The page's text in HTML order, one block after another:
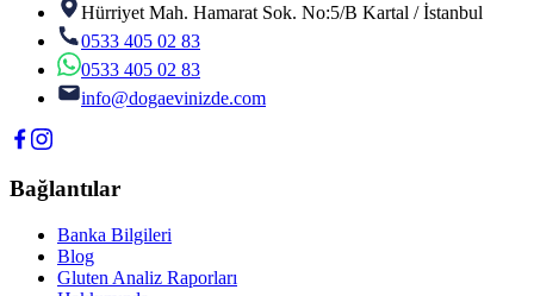
Hürriyet Mah. Hamarat Sok. No:5/B Kartal / İstanbul
0533 405 02 83
0533 405 02 83
info@dogaevinizde.com
Bağlantılar
Banka Bilgileri
Blog
Gluten Analiz Raporları